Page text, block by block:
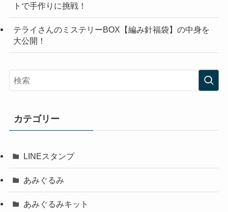
トで手作りに挑戦！
テライさんのミステリーBOX【編み針福袋】の中身を
大公開！
カテゴリー
LINEスタンプ
あみぐるみ
あみぐるみキット